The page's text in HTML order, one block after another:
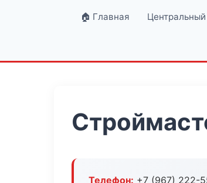
🏠 Главная
Телефон: +7 (967) 222-